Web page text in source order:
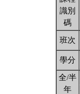
識別
碼
班次
學分
全/半
年